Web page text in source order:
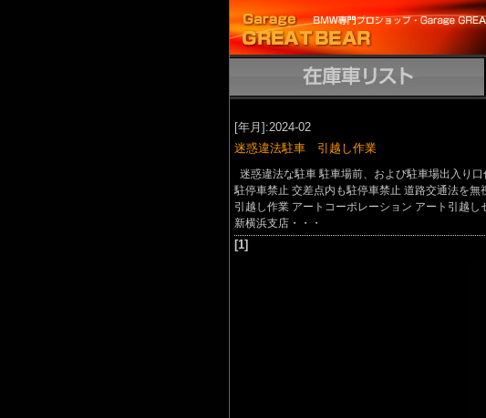
[年月]:2024-02
迷惑違法駐車 引越し作業
迷惑違法な駐車 駐車場前、および駐車場出入り口
駐停車禁止 交差点内も駐停車禁止 道路交通法を無
引越し作業 アートコーポレーション アート引越し
新横浜支店・・・
[1]